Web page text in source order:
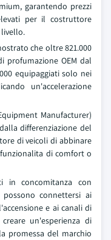
garantendo prezzi
per il costruttore
che oltre 821.000
profumazione OEM dal
equipaggiati solo nei
un'accelerazione
Manufacturer)
differenziazione del
di veicoli di abbinare
di comfort o
in concomitanza con
connettersi ai
e ai canali di
un'esperienza di
promessa del marchio